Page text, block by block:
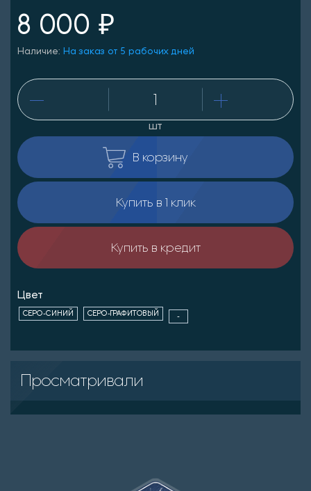
8 000 ₽
Наличие: На заказ от 5 рабочих дней
шт
В корзину
Купить в 1 клик
Купить в кредит
Цвет
СЕРО-СИНИЙ СЕРО-ГРАФИТОВЫЙ -
Просматривали